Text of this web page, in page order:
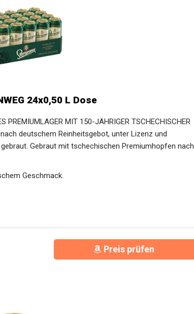
24x0,50 L Dose
PREMIUMLAGER MIT 150-JÄHRIGER TSCHECHISCHER
deutschem Reinheitsgebot, unter Lizenz und
Gebraut mit tschechischen Premiumhopfen nach
Geschmack.
Preis prüfen